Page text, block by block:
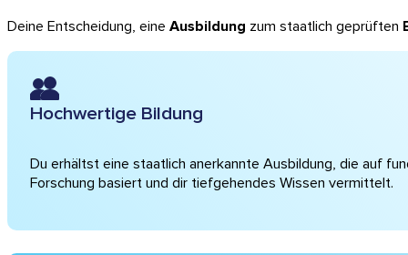
Deine Entscheidung, eine Ausbildung zum staatlich geprüften
Hochwertige Bildung
Du erhältst eine staatlich anerkannte Ausbildung, die auf
Forschung basiert und dir tiefgehendes Wissen vermittelt.